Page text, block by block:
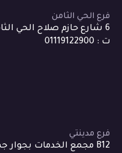
فرع الحي الثامن
6 شارع حازم صلاح الحي الثامن منطقة 11 بلوك 11 مدينة نصر.
ت : 01119122900
فرع مدينتي
B12 مجمع الخدمات بجوار جملة ماركت